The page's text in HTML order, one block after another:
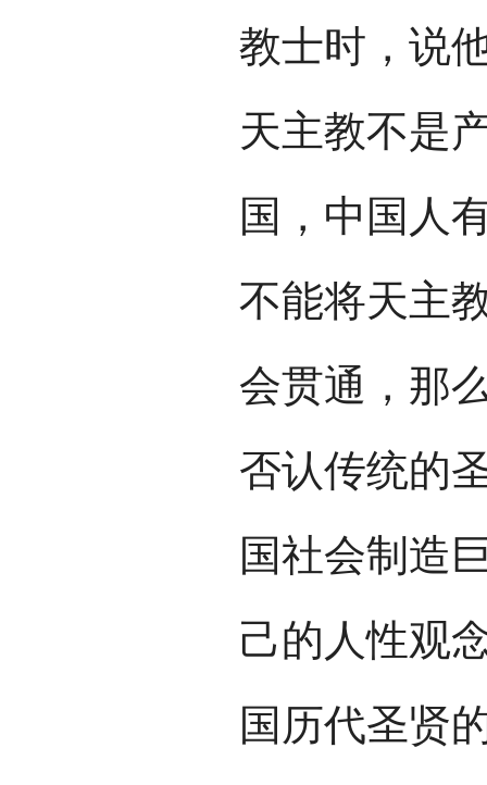
教士时，说
天主教不是
国，中国人
不能将天主
会贯通，那
否认传统的
国社会制造
己的人性观
国历代圣贤